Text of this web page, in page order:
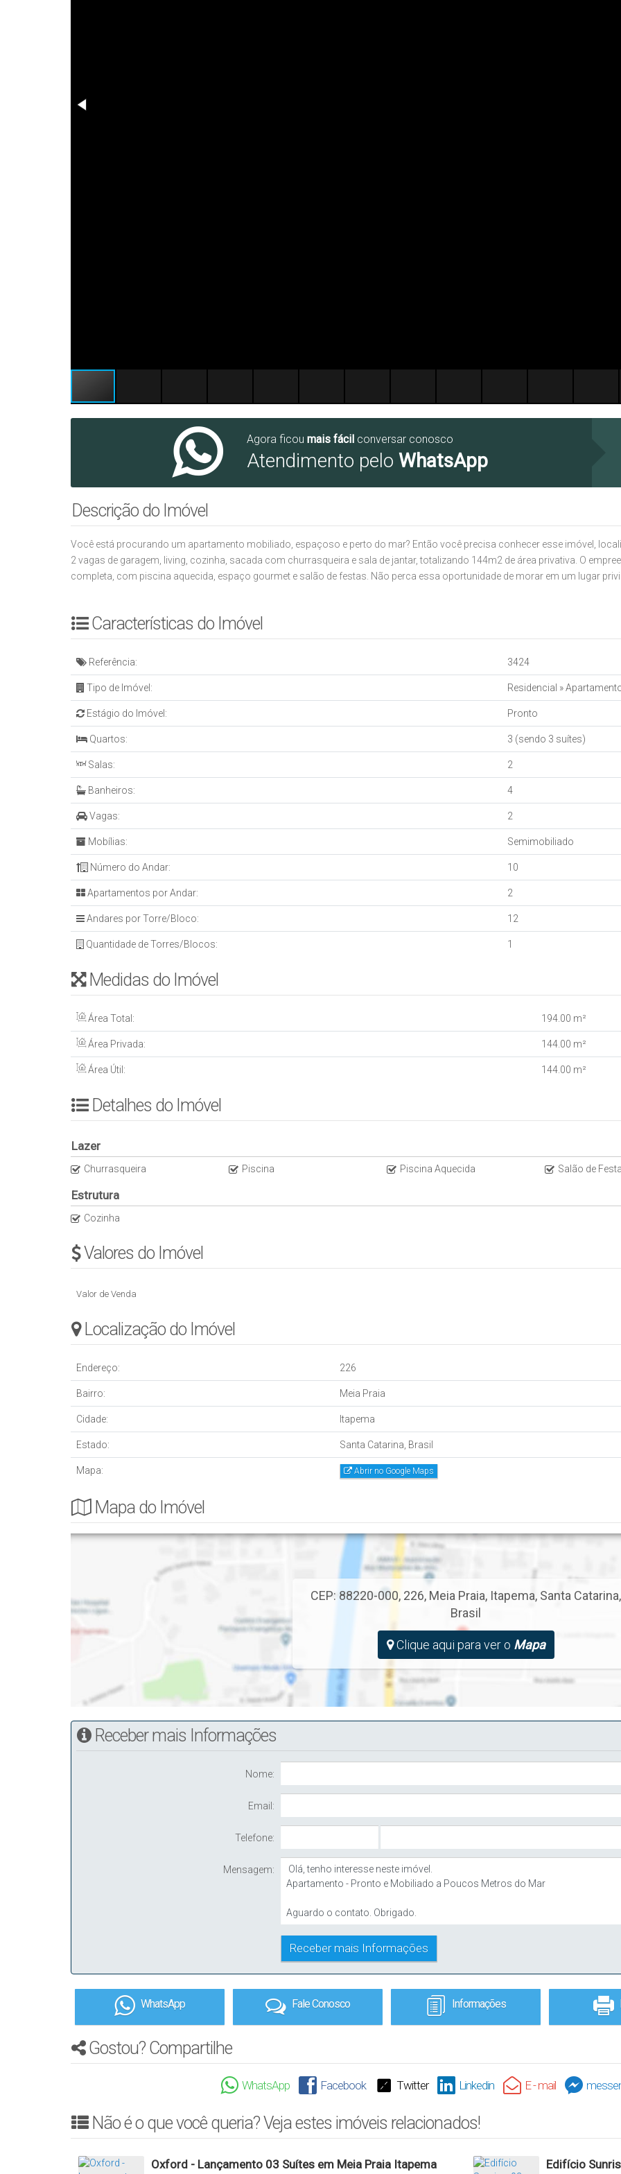
Agora ficou mais fácil conversar conosco
Atendimento pelo WhatsApp
Descrição do Imóvel
Você está procurando um apartamento mobiliado, espaçoso e perto do mar? Então você precisa conhecer esse imóvel,
2 vagas de garagem, living, cozinha, sacada com churrasqueira e sala de jantar, totalizando 144m2 de área privativa. O
completa, com piscina aquecida, espaço gourmet e salão de festas. Não perca essa oportunidade de morar em um lugar
Características do Imóvel
Referência: 3424
Tipo de Imóvel: Residencial »
Estágio do Imóvel: Pronto
Quartos: 3 (sendo 3 suítes)
Salas: 2
Banheiros: 4
Vagas: 2
Mobílias: Semimobiliado
Número do Andar: 10
Apartamentos por Andar: 2
Andares por Torre/Bloco: 12
Quantidade de Torres/Blocos: 1
Medidas do Imóvel
Área Total: 194 .00 m²
Área Privada: 144 .00 m²
Área Útil: 144 .00 m²
Detalhes do Imóvel
Lazer
Churrasqueira Piscina Piscina Aquecida Salão de
Estrutura
Cozinha
Valores do Imóvel
Valor de Venda
Localização do Imóvel
Endereço: 226
Bairro: Meia Praia
Cidade: Itapema
Estado: Santa Catarina, Brasil
Mapa: Abrir no Google Maps
Mapa do Imóvel
CEP: 88220-000, 226, Meia Praia, Itapema, Santa Catarina,
Brasil
Clique aqui para ver o Mapa
Receber mais Informações
Nome:
Email:
Telefone:
Mensagem:
WhatsApp Fale Conosco Informações
Gostou? Compartilhe
WhatsApp Facebook Twitter Linkedin E - mail
Não é o que você queria? Veja estes imóveis relacionados!
Oxford - Lançamento 03 Suítes em Meia Praia Itapema
Edifício